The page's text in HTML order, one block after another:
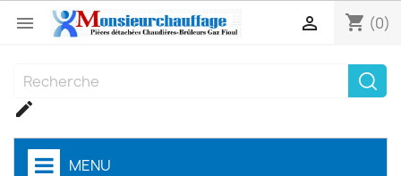
 shopping_cart (0)


MENU